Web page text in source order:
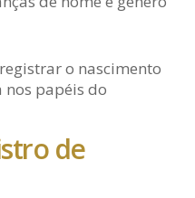
o nascimento
papéis do
de